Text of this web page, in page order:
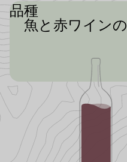
魚と赤ワイン
ローストとスモー
た料理の味を引
ルするときには
めだ。ベルベッ
ルやフルーティ
の組み合わ
品種